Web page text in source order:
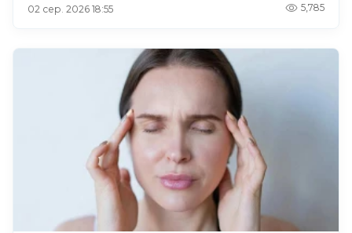
02 сер. 2026 18:55 5,785